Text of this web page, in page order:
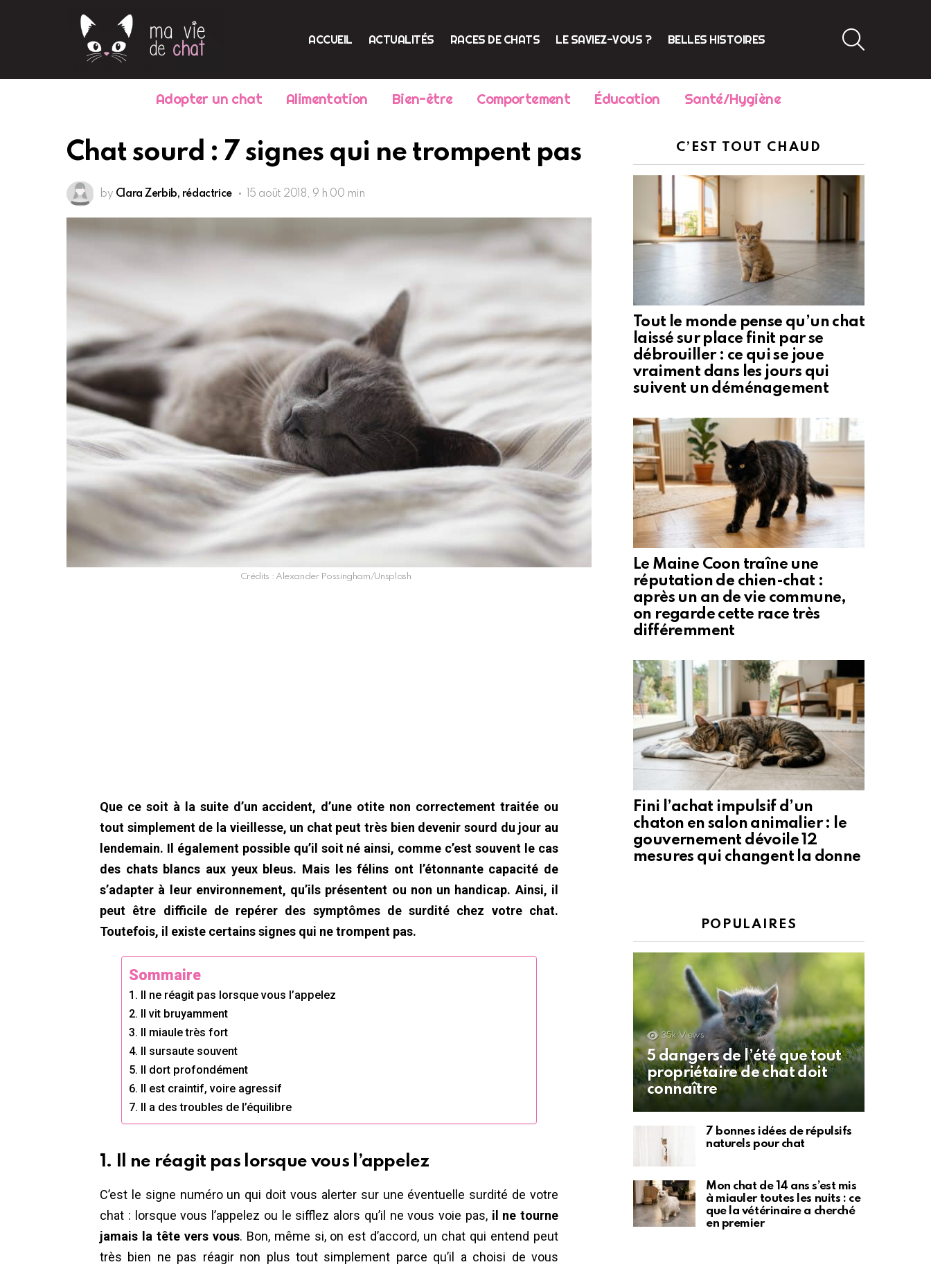
ACCUEIL ACTUALITÉS RACES DE CHATS LE SAVIEZ-VOUS ? BELLES HISTOIRES
Adopter un chat Alimentation Bien-être Comportement Éducation Santé/Hygiène
Chat sourd : 7 signes qui ne trompent pas
by Clara Zerbib, rédactrice 15 août 2018, 9 h 00 min
Crédits : Alexander Possingham/Unsplash
Que ce soit à la suite d’un accident, d’une otite non correctement traitée ou
tout simplement de la vieillesse, un chat peut très bien devenir sourd du jour au
lendemain. Il également possible qu’il soit né ainsi, comme c’est souvent le cas
des chats blancs aux yeux bleus. Mais les félins ont l’étonnante capacité de
s’adapter à leur environnement, qu’ils présentent ou non un handicap. Ainsi, il
peut être difficile de repérer des symptômes de surdité chez votre chat.
Toutefois, il existe certains signes qui ne trompent pas.
Sommaire
1. Il ne réagit pas lorsque vous l’appelez
2. Il vit bruyamment
3. Il miaule très fort
4. Il sursaute souvent
5. Il dort profondément
6. Il est craintif, voire agressif
7. Il a des troubles de l’équilibre
1. Il ne réagit pas lorsque vous l’appelez
C’est le signe numéro un qui doit vous alerter sur une éventuelle surdité de votre
chat : lorsque vous l’appelez ou le sifflez alors qu’il ne vous voie pas, il ne tourne
jamais la tête vers vous. Bon, même si, on est d’accord, un chat qui entend peut
très bien ne pas réagir non plus tout simplement parce qu’il a choisi de vous
C’EST TOUT CHAUD
Tout le monde pense qu’un chat
laissé sur place finit par se
débrouiller : ce qui se joue
vraiment dans les jours qui
suivent un déménagement
Le Maine Coon traîne une
réputation de chien-chat :
après un an de vie commune,
on regarde cette race très
différemment
Fini l’achat impulsif d’un
chaton en salon animalier : le
gouvernement dévoile 12
mesures qui changent la donne
POPULAIRES
35k Views
5 dangers de l’été que tout
propriétaire de chat doit
connaître
7 bonnes idées de répulsifs
naturels pour chat
Mon chat de 14 ans s’est mis
à miauler toutes les nuits : ce
que la vétérinaire a cherché
en premier